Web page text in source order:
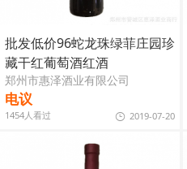
批发低价96蛇龙珠绿菲庄园珍
藏干红葡萄酒红酒
郑州市惠泽酒业有限公司
电议
1454人看过 2019-07-20